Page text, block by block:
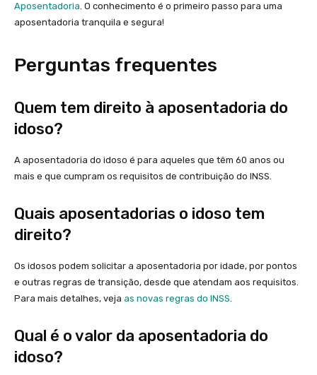
Aposentadoria. O conhecimento é o primeiro passo para uma
aposentadoria tranquila e segura!
Perguntas frequentes
Quem tem direito à aposentadoria do
idoso?
A aposentadoria do idoso é para aqueles que têm 60 anos ou
mais e que cumpram os requisitos de contribuição do INSS.
Quais aposentadorias o idoso tem
direito?
Os idosos podem solicitar a aposentadoria por idade, por pontos
e outras regras de transição, desde que atendam aos requisitos.
Para mais detalhes, veja as novas regras do INSS.
Qual é o valor da aposentadoria do
idoso?